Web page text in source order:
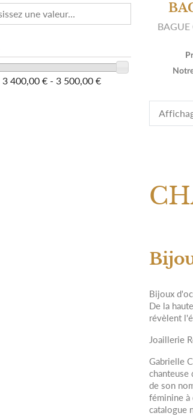
3 400,00 € - 3 500,00 €
BAGUE
Bijoux
De la
révèlent
Joaillerie
Gabrielle
chanteuse
de son
féminine à
catalogue